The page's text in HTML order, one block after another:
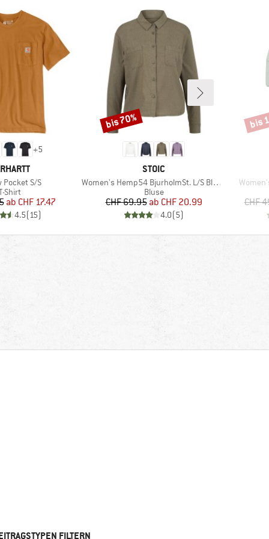
+5
Pocket S/S
Shirt
Preis
reduzierter Preis
ab CHF 17.47
4.5(15)
MARKE
STOIC
Artikel
Women's Hemp54 BjurholmSt. L/S Blouse
Produktgruppe
Bluse
Preis
CHF 69.95 reduzierter Preis
ab CHF 20.99
4.0(5)
Rabatt
bis 70%
Artikel
CHF
bis
FILTERN